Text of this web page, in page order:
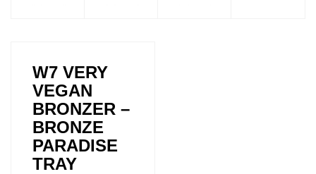
W7 VERY
VEGAN
BRONZER –
BRONZE
PARADISE
TRAY